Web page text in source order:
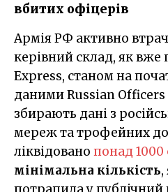
вбитих офіцерів
Армія РФ активно втрачає офіцерський та
керівний склад, як вже
Express, станом на
даними Russian
збирають дані з
мереж та трофейних
ліквідовано понад 1000
мінімальна кількість,